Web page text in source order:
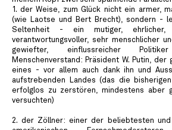
1. der Weise, zum Glück nicht ein armer,
(wie Laotse und Bert Brecht), sondern -
Seltenheit - ein mutiger, ehrlicher,
verantwortungsvoller, sehr menschlicher
gewiefter, einflussreicher
Menschenverstand: Präsident W. Putin,
eines - vor allem auch dank ihn und
aufstrebenden Landes (das die
erfolglos zu zerstören, mindestens aber
versuchten)
2. der Zöllner: einer der beliebtesten